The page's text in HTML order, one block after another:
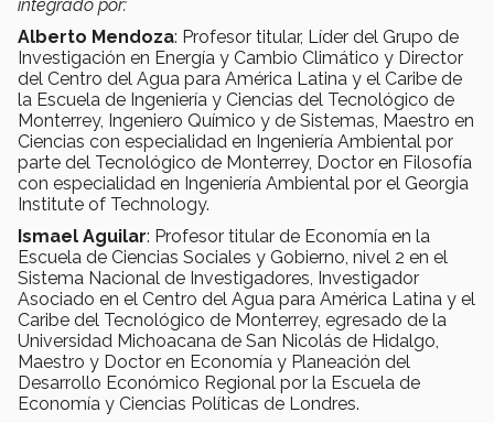
integrado por:
Alberto Mendoza: Profesor titular, Líder del Grupo de
Investigación en Energía y Cambio Climático y Director
del Centro del Agua para América Latina y el Caribe de
la Escuela de Ingeniería y Ciencias del Tecnológico de
Monterrey, Ingeniero Químico y de Sistemas, Maestro en
Ciencias con especialidad en Ingeniería Ambiental por
parte del Tecnológico de Monterrey, Doctor en Filosofía
con especialidad en Ingeniería Ambiental por el Georgia
Institute of Technology.
Ismael Aguilar: Profesor titular de Economía en la
Escuela de Ciencias Sociales y Gobierno, nivel 2 en el
Sistema Nacional de Investigadores, Investigador
Asociado en el Centro del Agua para América Latina y el
Caribe del Tecnológico de Monterrey, egresado de la
Universidad Michoacana de San Nicolás de Hidalgo,
Maestro y Doctor en Economía y Planeación del
Desarrollo Económico Regional por la Escuela de
Economía y Ciencias Políticas de Londres.